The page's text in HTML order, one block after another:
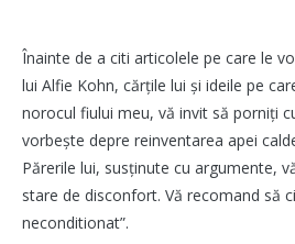
Înainte de a citi articolele pe care le
lui Alfie Kohn, cărțile lui și ideile pe
norocul fiului meu, vă invit să porniți
vorbește depre reinventarea apei
Părerile lui, susținute cu argumente,
stare de disconfort. Vă recomand să
neconditionat”.